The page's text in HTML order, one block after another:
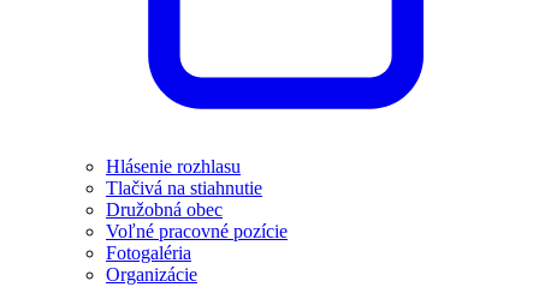
Hlásenie rozhlasu
Tlačivá na stiahnutie
Družobná obec
Voľné pracovné pozície
Fotogaléria
Organizácie